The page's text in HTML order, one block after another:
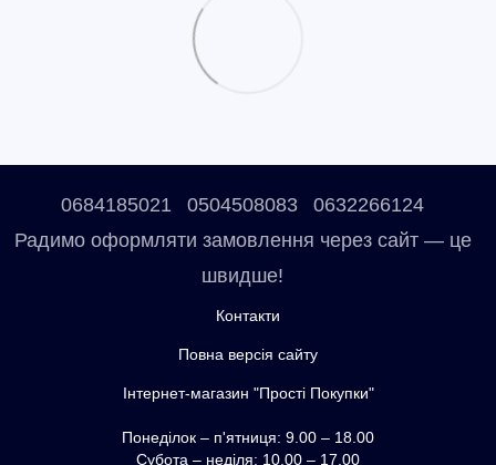
0684185021 0504508083
0632266124
Радимо оформляти замовлення через сайт — це
швидше!
Контакти
Повна версія сайту
Інтернет-магазин "Прості Покупки"
Понеділок – п'ятниця: 9.00 – 18.00
Субота – неділя: 10.00 – 17.00